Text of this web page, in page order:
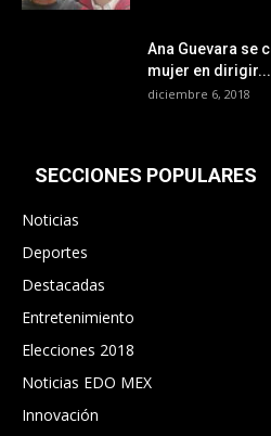
Ana Guevara se
mujer en dirigir...
diciembre 6, 2018
SECCIONES POPULARES
Noticias
Deportes
Destacadas
Entretenimiento
Elecciones 2018
Noticias EDO MEX
Innovación